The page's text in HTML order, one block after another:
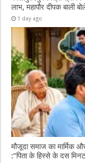
लाभ, महापौर दीपक बाली
1 day ago
मौजूदा समाज का मार्मिक
:”पिता के हिस्से के दस